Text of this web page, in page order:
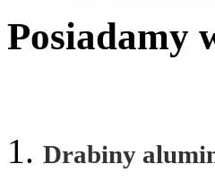
Posiadamy
1. Drabiny